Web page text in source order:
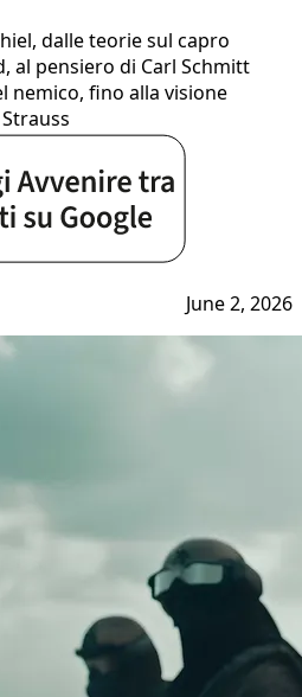
dalle teorie sul capro
al pensiero di Carl Schmitt
nemico, fino alla visione
June 2, 2026